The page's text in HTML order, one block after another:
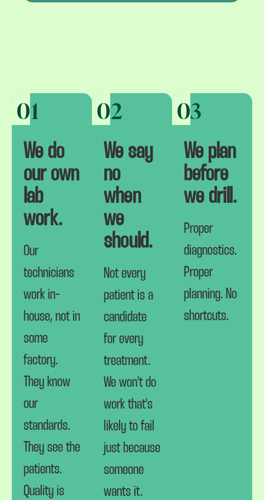
01
We do
our own
lab
work.
Our
technicians
work in-
house, not in
some
factory.
They know
our
standards.
They see the
patients.
Quality is
02
We say
no
when
we
should.
Not every
patient is a
candidate
for every
treatment.
We won't do
work that's
likely to fail
just because
someone
wants it.
03
We plan
before
we drill.
Proper
diagnostics.
Proper
planning. No
shortcuts.